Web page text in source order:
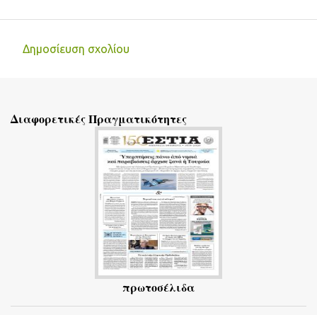
λ
Δημοσίευση σχολίου
Διαφορετικές Πραγματικότητες
πρωτοσέλιδα